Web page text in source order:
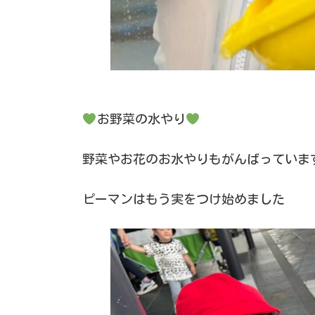
お野菜の水やり
野菜やお花のお水やりもがんばっていま
ピーマンはもう実をつけ始めました